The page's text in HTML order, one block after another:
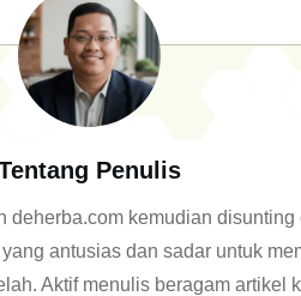
Penulis
deherba.com kemudian disunting
antusias dan sadar untuk
Aktif menulis beragam artikel